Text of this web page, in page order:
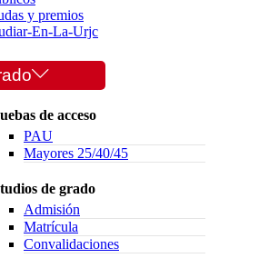
y premios
En-La-Urjc
de acceso
PAU
Mayores 25/40/45
de grado
Admisión
Matrícula
Convalidaciones